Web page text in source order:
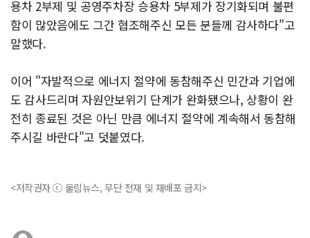
용차 2부제 및 공영주차장 승용차 5부제가 장기화되며 불편
함이 많았음에도 그간 협조해주신 모든 분들께 감사하다"고
말했다.
이어 "자발적으로 에너지 절약에 동참해주신 민간과 기업에
도 감사드리며 자원안보위기 단계가 완화됐으나, 상황이 완
전히 종료된 것은 아닌 만큼 에너지 절약에 계속해서 동참해
주시길 바란다"고 덧붙였다.
<저작권자 ⓒ 울림뉴스, 무단 전재 및 재배포 금지>